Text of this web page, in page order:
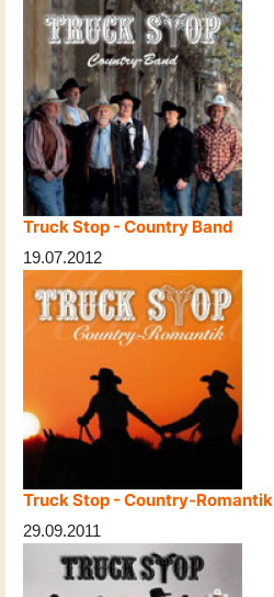
Truck Stop - Country Band
19.07.2012
Truck Stop - Country-Romantik
29.09.2011